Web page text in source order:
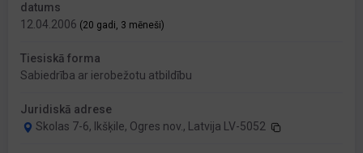
datums
12.04.2006 (20 gadi, 3 mēneši)
Tiesiskā forma
Sabiedrība ar ierobežotu atbildību
Juridiskā adrese
Skolas 7-6, Ikšķile, Ogres nov., Latvija LV-5052